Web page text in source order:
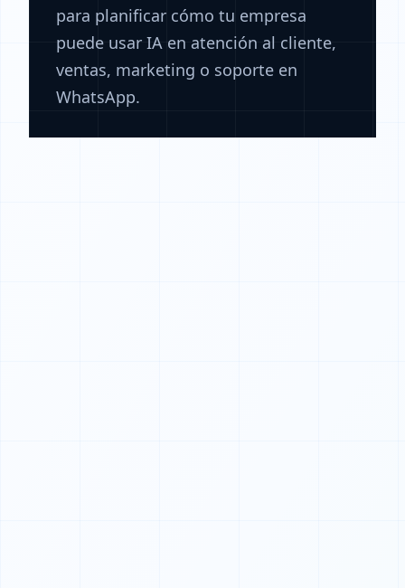
para planificar cómo tu empresa
puede usar IA en atención al cliente,
ventas, marketing o soporte en
WhatsApp.